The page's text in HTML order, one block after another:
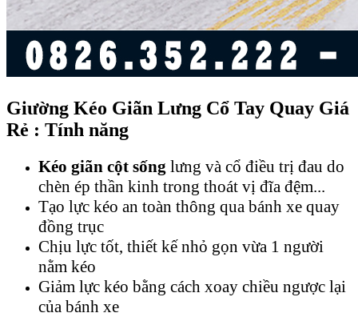
Giường Kéo Giãn Lưng Cổ Tay Quay Giá
Rẻ : Tính năng
Kéo giãn cột sống lưng và cổ điều trị đau do
chèn ép thần kinh trong thoát vị đĩa đệm...
Tạo lực kéo an toàn thông qua bánh xe quay
đồng trục
Chịu lực tốt, thiết kế nhỏ gọn vừa 1 người
nằm kéo
Giảm lực kéo bằng cách xoay chiều ngược lại
của bánh xe